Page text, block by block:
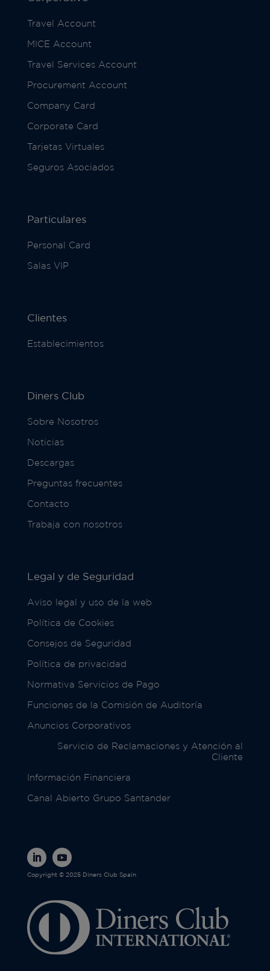
Travel Account
MICE Account
Travel Services Account
Procurement Account
Company Card
Corporate Card
Tarjetas Virtuales
Seguros Asociados
Particulares
Personal Card
Salas VIP
Clientes
Establecimientos
Diners Club
Sobre Nosotros
Noticias
Descargas
Preguntas frecuentes
Contacto
Trabaja con nosotros
Legal y de Seguridad
Aviso legal y uso de la web
Política de Cookies
Consejos de Seguridad
Política de privacidad
Normativa Servicios de Pago
Funciones de la Comisión de Auditoría
Anuncios Corporativos
Servicio de Reclamaciones y Atención al
Cliente
Información Financiera
Canal Abierto Grupo Santander
Copyright © 2025 Diners Club Spain